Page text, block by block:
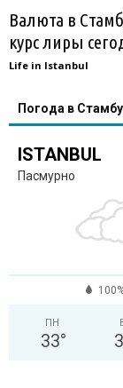
Валюта в
курс лиры
Life in Istanbul
Погода в
ISTANBUL
Пасмурно
ПН
33°